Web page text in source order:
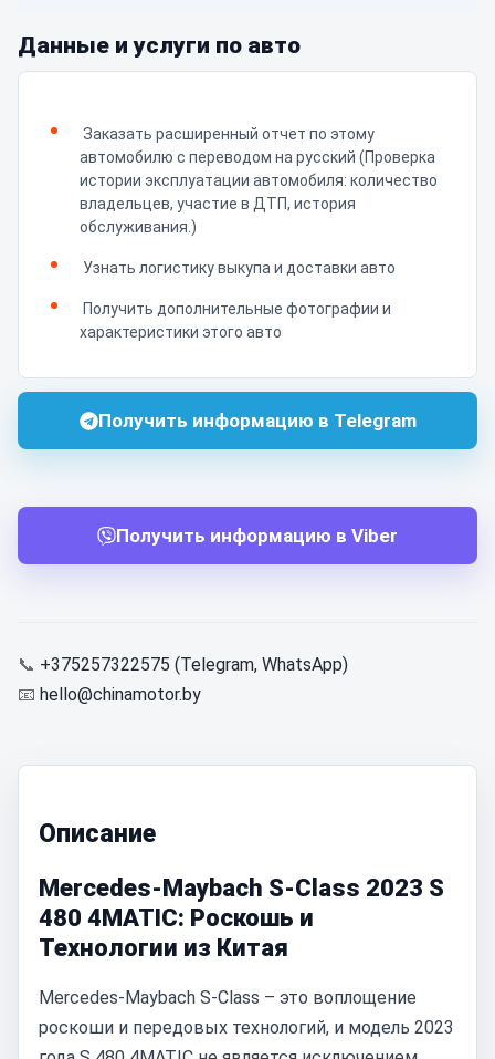
Данные и услуги по авто
Заказать расширенный отчет по этому
автомобилю с переводом на русский (Проверка
истории эксплуатации автомобиля: количество
владельцев, участие в ДТП, история
обслуживания.)
Узнать логистику выкупа и доставки авто
Получить дополнительные фотографии и
характеристики этого авто
Получить информацию в Telegram
Получить информацию в Viber
📞 +375257322575 (Telegram, WhatsApp)
📧 hello@chinamotor.by
Описание
Mercedes-Maybach S-Class 2023 S
480 4MATIC: Роскошь и
Технологии из Китая
Mercedes-Maybach S-Class – это воплощение
роскоши и передовых технологий, и модель 2023